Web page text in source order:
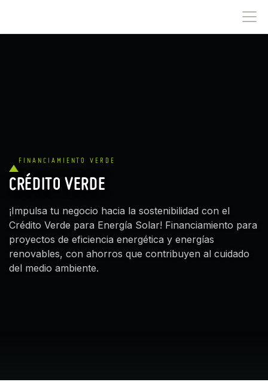
FINANCIAMIENTO VERDE
CRÉDITO VERDE
¡Impulsa tu negocio hacia la sostenibilidad con el
Crédito Verde para Energía Solar! Financiamiento para
proyectos de eficiencia energética y energías
renovables, con ahorros que contribuyen al cuidado
del medio ambiente.